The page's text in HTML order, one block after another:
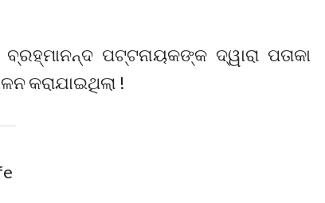
ପଟ୍ଟନାୟକଙ୍କ ଦ୍ୱାରା ପତାକା
କରାଯାଇଥିଲା !